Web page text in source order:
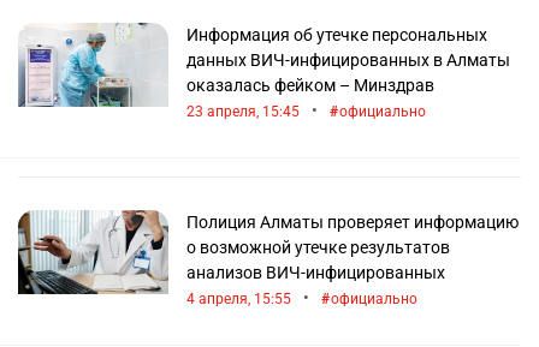
Информация об утечке персональных
данных ВИЧ-инфицированных в Алматы
оказалась фейком – Минздрав
23 апреля, 15:45 • официально
Полиция Алматы проверяет информацию
о возможной утечке результатов
анализов ВИЧ-инфицированных
4 апреля, 15:55 • официально